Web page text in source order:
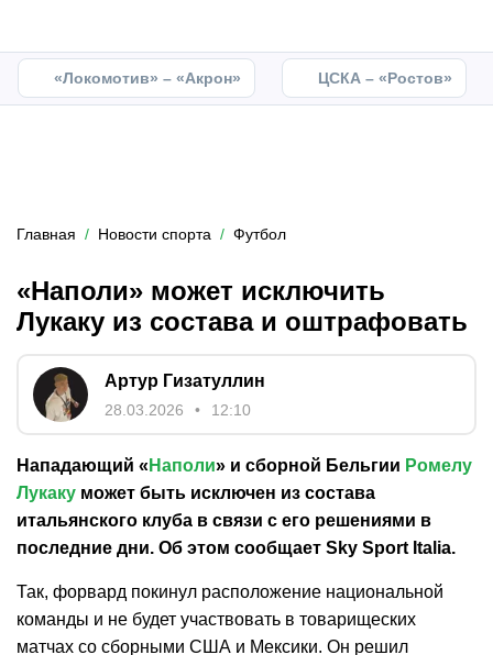
«Локомотив» – «Акрон» ЦСКА – «Ростов»
Главная Новости спорта Футбол
«Наполи» может исключить
Лукаку из состава и оштрафовать
Артур Гизатуллин
28.03.2026 12:10
Нападающий « Наполи» и сборной Бельгии Ромелу
Лукаку может быть исключен из состава
итальянского клуба в связи с его решениями в
последние дни. Об этом сообщает Sky Sport Italia.
Так, форвард покинул расположение национальной
команды и не будет участвовать в товарищеских
матчах со сборными США и Мексики. Он решил